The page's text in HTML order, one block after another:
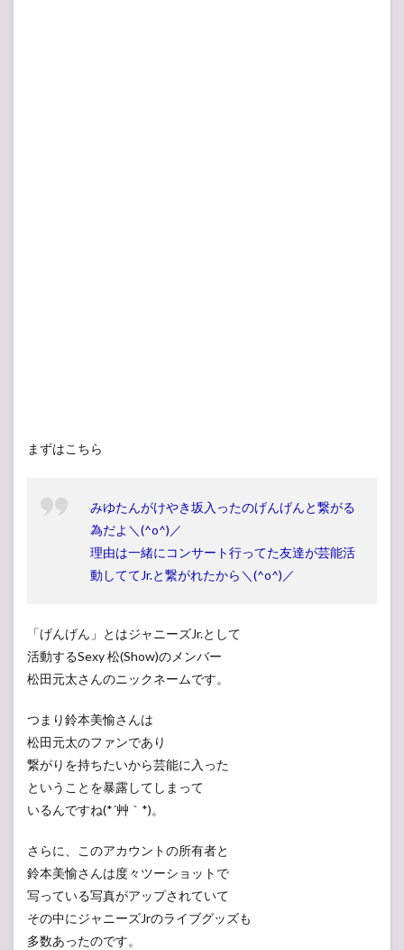
まずはこちら
みゆたんがけやき坂入ったのげんげんと繋がる
為だよ＼(^o^)／
理由は一緒にコンサート行ってた友達が芸能活
動しててJr.と繋がれたから＼(^o^)／
「げんげん」とはジャニーズJr.として
活動するSexy 松(Show)のメンバー
松田元太さんのニックネームです。
つまり鈴本美愉さんは
松田元太のファンであり
繋がりを持ちたいから芸能に入った
ということを暴露してしまって
いるんですね(*´艸｀*)。
さらに、このアカウントの所有者と
鈴本美愉さんは度々ツーショットで
写っている写真がアップされていて
その中にジャニーズJrのライブグッズも
多数あったのです。